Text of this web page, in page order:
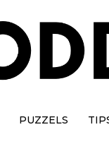
PUZZELS